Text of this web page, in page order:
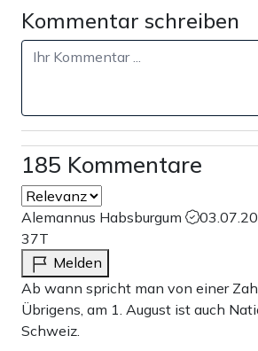
Kommentar schreiben
185 Kommentare
Alemannus Habsburgum
37T
Melden
Ab wann spricht man von einer
Übrigens, am 1. August ist auch
Schweiz.